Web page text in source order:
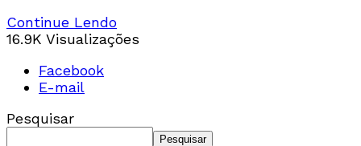
Continue Lendo
16.9K Visualizações
Facebook
E-mail
Pesquisar
Pesquisar